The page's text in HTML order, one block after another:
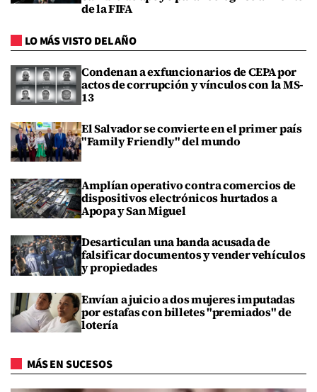
de la FIFA
LO MÁS VISTO DEL AÑO
Condenan a exfuncionarios de CEPA por
actos de corrupción y vínculos con la MS-
13
El Salvador se convierte en el primer país
"Family Friendly" del mundo
Amplían operativo contra comercios de
dispositivos electrónicos hurtados a
Apopa y San Miguel
Desarticulan una banda acusada de
falsificar documentos y vender vehículos
y propiedades
Envían a juicio a dos mujeres imputadas
por estafas con billetes "premiados" de
lotería
MÁS EN SUCESOS